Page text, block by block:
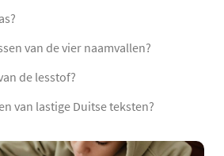
van de vier naamvallen?
de lesstof?
van lastige Duitse teksten?